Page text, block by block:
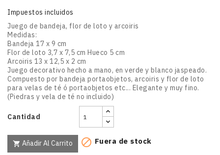
Impuestos incluidos
Juego de bandeja, flor de loto y arcoiris
Medidas:
Bandeja 17 x 9 cm
Flor de loto 3,7 x 7,5 cm Hueco 5 cm
Arcoiris 13 x 12,5 x 2 cm
Juego decorativo hecho a mano, en verde y blanco jaspeado.
Compuesto por bandeja portaobjetos, arcoiris y flor de loto
para velas de té ó portaobjetos etc... Elegante y muy fino.
(Piedras y vela de té no incluido)
Cantidad
 Añadir Al Carrito  Fuera de stock